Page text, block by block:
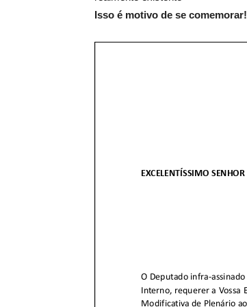
Isso é motivo de se comemorar!